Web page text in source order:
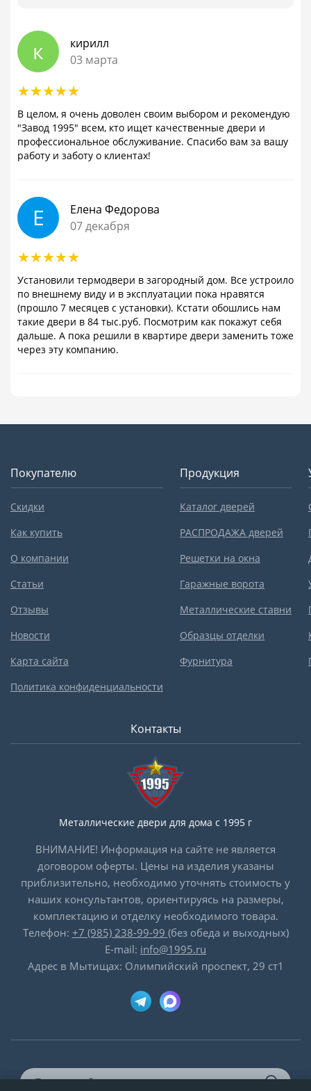
к
кирилл
03 марта
В целом, я очень доволен своим выбором и рекомендую
"Завод 1995" всем, кто ищет качественные двери и
профессиональное обслуживание. Спасибо вам за вашу
работу и заботу о клиентах!
Е
Елена Федорова
07 декабря
Установили термодвери в загородный дом. Все устроило
по внешнему виду и в эксплуатации пока нравятся
(прошло 7 месяцев с установки). Кстати обошлись нам
такие двери в 84 тыс.руб. Посмотрим как покажут себя
дальше. А пока решили в квартире двери заменить тоже
через эту компанию.
Покупателю
Скидки
Как купить
О компании
Статьи
Отзывы
Новости
Карта сайта
Политика конфиденциальности
Продукция
Каталог дверей
РАСПРОДАЖА дверей
Решетки на окна
Гаражные ворота
Металлические ставни
Образцы отделки
Фурнитура
Контакты
Металлические двери для дома с 1995 г
ВНИМАНИЕ! Информация на сайте не является
договором оферты. Цены на изделия указаны
приблизительно, необходимо уточнять стоимость у
наших консультантов, ориентируясь на размеры,
комплектацию и отделку необходимого товара.
Телефон: +7 (985) 238-99-99 (без обеда и выходных)
E-mail: info@1995.ru
Адрес в Мытищах: Олимпийский проспект, 29 ст1